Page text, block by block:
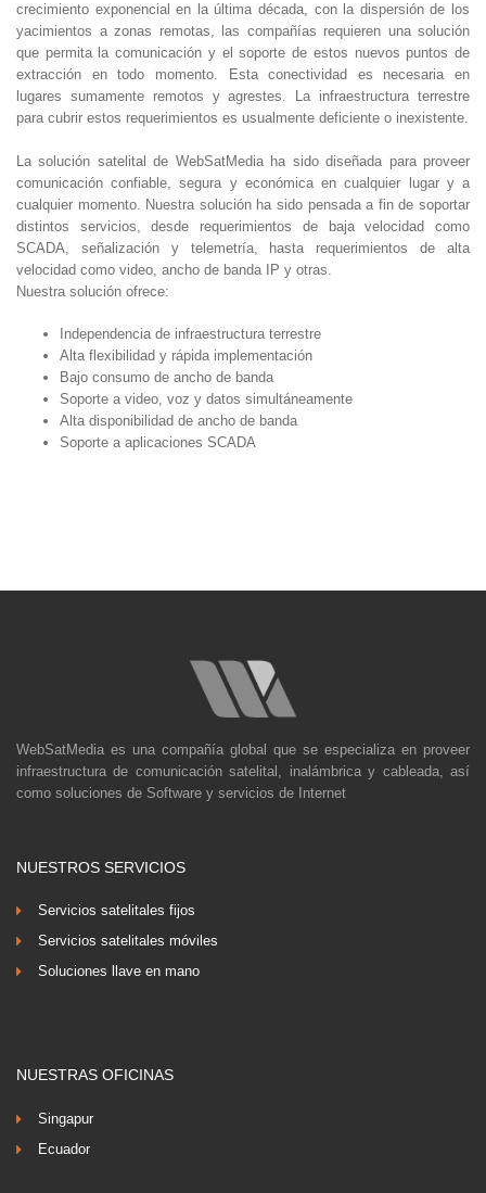
crecimiento exponencial en la última década, con la dispersión de los
yacimientos a zonas remotas, las compañías requieren una solución
que permita la comunicación y el soporte de estos nuevos puntos de
extracción en todo momento. Esta conectividad es necesaria en
lugares sumamente remotos y agrestes. La infraestructura terrestre
para cubrir estos requerimientos es usualmente deficiente o inexistente.
La solución satelital de WebSatMedia ha sido diseñada para proveer
comunicación confiable, segura y económica en cualquier lugar y a
cualquier momento. Nuestra solución ha sido pensada a fin de soportar
distintos servicios, desde requerimientos de baja velocidad como
SCADA, señalización y telemetría, hasta requerimientos de alta
velocidad como video, ancho de banda IP y otras.
Nuestra solución ofrece:
Independencia de infraestructura terrestre
Alta flexibilidad y rápida implementación
Bajo consumo de ancho de banda
Soporte a video, voz y datos simultáneamente
Alta disponibilidad de ancho de banda
Soporte a aplicaciones SCADA
WebSatMedia es una compañía global que se especializa en proveer
infraestructura de comunicación satelital, inalámbrica y cableada, así
como soluciones de Software y servicios de Internet
NUESTROS SERVICIOS
Servicios satelitales fijos
Servicios satelitales móviles
Soluciones llave en mano
NUESTRAS OFICINAS
Singapur
Ecuador